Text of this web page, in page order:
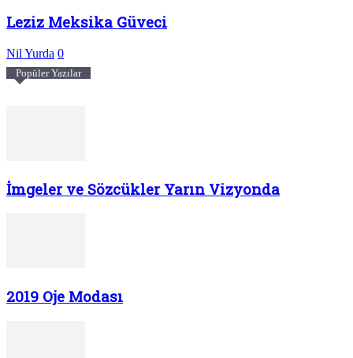
Leziz Meksika Güveci
Nil Yurda 0
Popüler Yazılar
İmgeler ve Sözcükler Yarın Vizyonda
2019 Oje Modası